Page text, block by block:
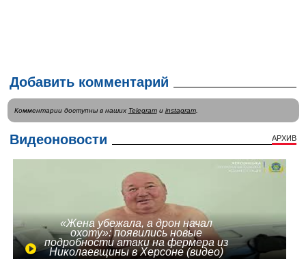
Добавить комментарий
Комментарии доступны в наших Telegramи instagram.
Видеоновости АРХИВ
«Жена убежала, а дрон начал
охоту»: появились новые
подробности атаки на фермера из
Николаевщины в Херсоне (видео)